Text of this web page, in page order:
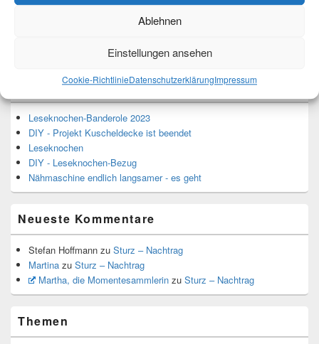
Ablehnen
Einstellungen ansehen
Cookie-RichtlinieDatenschutzerklärungImpressum
Kategorien
Top-Beiträge und Top-Seiten
Leseknochen-Banderole 2023
DIY - Projekt Kuscheldecke ist beendet
Leseknochen
DIY - Leseknochen-Bezug
Nähmaschine endlich langsamer - es geht
Neueste Kommentare
Stefan Hoffmann zu Sturz – Nachtrag
Martina zu Sturz – Nachtrag
Martha, die Momentesammlerinzu Sturz – Nachtrag
Themen